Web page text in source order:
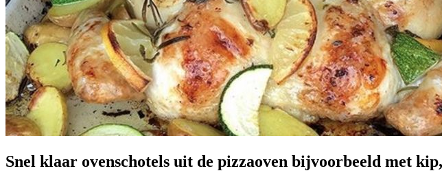
Snel klaar ovenschotels uit de pizzaoven bijvoorbeeld met